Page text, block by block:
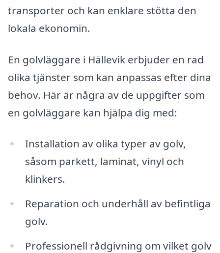
transporter och kan enklare stötta den
lokala ekonomin.
En golvläggare i Hällevik erbjuder en rad
olika tjänster som kan anpassas efter dina
behov. Här är några av de uppgifter som
en golvläggare kan hjälpa dig med:
Installation av olika typer av golv,
såsom parkett, laminat, vinyl och
klinkers.
Reparation och underhåll av befintliga
golv.
Professionell rådgivning om vilket golv